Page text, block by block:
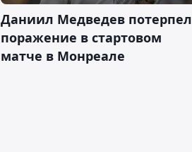
Даниил Медведев потерпел
поражение в стартовом
матче в Монреале